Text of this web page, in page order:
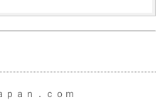
ｐａｎ．ｃｏｍ